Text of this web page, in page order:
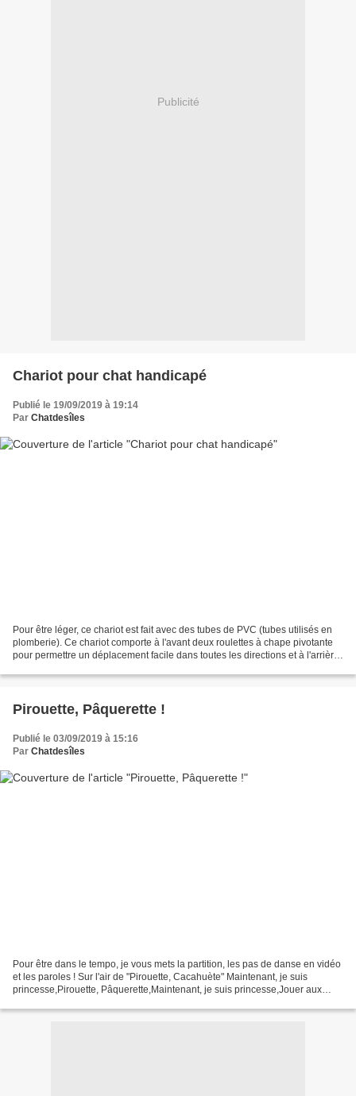
Publicité
Chariot pour chat handicapé
Publié le 19/09/2019 à 19:14
Par Chatdesîles
Pour être léger, ce chariot est fait avec des tubes de PVC (tubes utilisés en
plomberie). Ce chariot comporte à l'avant deux roulettes à chape pivotante
pour permettre un déplacement facile dans toutes les directions et à l'arrière
Pirouette, Pâquerette !
Publié le 03/09/2019 à 15:16
Par Chatdesîles
Pour être dans le tempo, je vous mets la partition, les pas de danse en vidéo
et les paroles ! Sur l'air de "Pirouette, Cacahuète" Maintenant, je suis
princesse,Pirouette, Pâquerette,Maintenant, je suis princesse,Jouer aux